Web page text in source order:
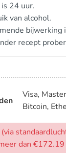
24 uur.
van alcohol.
bijwerking
recept
Visa,
Bitcoin,
dan €172.19